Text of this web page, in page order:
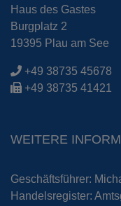
Haus des Gastes
Burgplatz 2
19395 Plau am See
+49 38735 45678
+49 38735 41421
WEITERE
Geschäftsführer:
Handelsregister: